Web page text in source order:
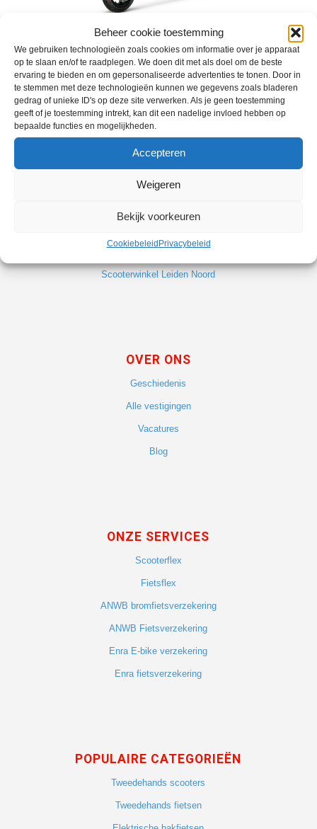
Beheer cookie toestemming
We gebruiken technologieën zoals cookies om informatie over je apparaat
op te slaan en/of te raadplegen. We doen dit met als doel om de beste
ervaring te bieden en om gepersonaliseerde advertenties te tonen. Door in
te stemmen met deze technologieën kunnen we gegevens zoals bladeren
gedrag of unieke ID's op deze site verwerken. Als je geen toestemming
geeft of je toestemming intrekt, kan dit een nadelige invloed hebben op
bepaalde functies en mogelijkheden.
Accepteren
Weigeren
Bekijk voorkeuren
CookiebeleidPrivacybeleid
SYM E-Xpro 2.0
€5.248,00
Scooterwinkel Leiden Noord
OVER ONS
Geschiedenis
Alle vestigingen
Vacatures
Blog
ONZE SERVICES
Scooterflex
Fietsflex
ANWB bromfietsverzekering
ANWB Fietsverzekering
Enra E-bike verzekering
Enra fietsverzekering
POPULAIRE CATEGORIEËN
Tweedehands scooters
Tweedehands fietsen